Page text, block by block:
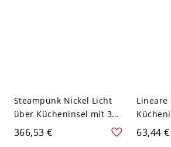
Steampunk Nickel Licht
über Kücheninsel mit 3
Lichtern, 110V-120V
366,53 €
Lineare
für
63,44 €